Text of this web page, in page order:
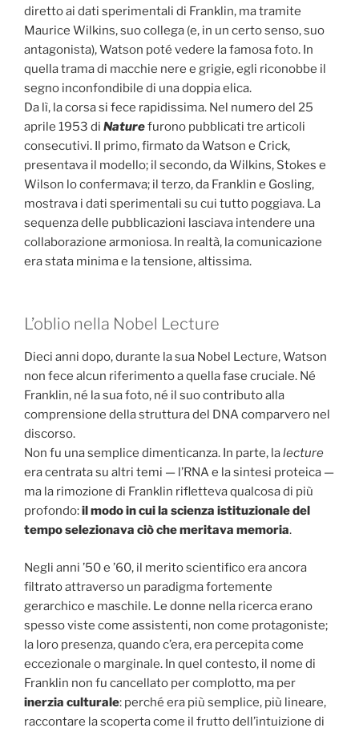
diretto ai dati sperimentali di Franklin, ma tramite
Maurice Wilkins, suo collega (e, in un certo senso, suo
antagonista), Watson poté vedere la famosa foto. In
quella trama di macchie nere e grigie, egli riconobbe il
segno inconfondibile di una doppia elica.
Da lì, la corsa si fece rapidissima. Nel numero del 25
aprile 1953 di Naturefurono pubblicati tre articoli
consecutivi. Il primo, firmato da Watson e Crick,
presentava il modello; il secondo, da Wilkins, Stokes e
Wilson lo confermava; il terzo, da Franklin e Gosling,
mostrava i dati sperimentali su cui tutto poggiava. La
sequenza delle pubblicazioni lasciava intendere una
collaborazione armoniosa. In realtà, la comunicazione
era stata minima e la tensione, altissima.
L’oblio nella Nobel Lecture
Dieci anni dopo, durante la sua Nobel Lecture, Watson
non fece alcun riferimento a quella fase cruciale. Né
Franklin, né la sua foto, né il suo contributo alla
comprensione della struttura del DNA comparvero nel
discorso.
Non fu una semplice dimenticanza. In parte, lalecture
era centrata su altri temi — l’RNA e la sintesi proteica —
ma la rimozione di Franklin rifletteva qualcosa di più
profondo:il modo in cui la scienza istituzionale del
tempo selezionava ciò che meritava memoria.
Negli anni ’50 e ’60, il merito scientifico era ancora
filtrato attraverso un paradigma fortemente
gerarchico e maschile. Le donne nella ricerca erano
spesso viste come assistenti, non come protagoniste;
la loro presenza, quando c’era, era percepita come
eccezionale o marginale. In quel contesto, il nome di
Franklin non fu cancellato per complotto, ma per
inerzia culturale: perché era più semplice, più lineare,
raccontare la scoperta come il frutto dell’intuizione di